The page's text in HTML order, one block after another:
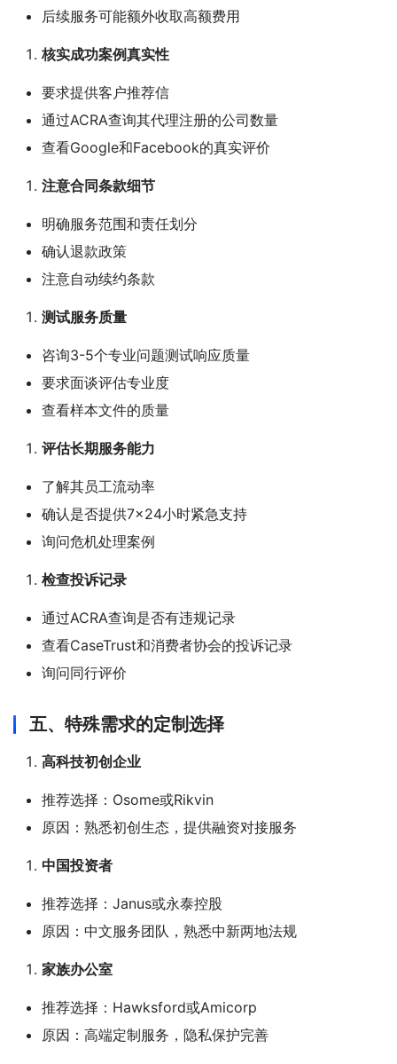
后续服务可能额外收取高额费用
核实成功案例真实性
要求提供客户推荐信
通过ACRA查询其代理注册的公司数量
查看Google和Facebook的真实评价
注意合同条款细节
明确服务范围和责任划分
确认退款政策
注意自动续约条款
测试服务质量
咨询3-5个专业问题测试响应质量
要求面谈评估专业度
查看样本文件的质量
评估长期服务能力
了解其员工流动率
确认是否提供7×24小时紧急支持
询问危机处理案例
检查投诉记录
通过ACRA查询是否有违规记录
查看CaseTrust和消费者协会的投诉记录
询问同行评价
五、特殊需求的定制选择
高科技初创企业
推荐选择：Osome或Rikvin
原因：熟悉初创生态，提供融资对接服务
中国投资者
推荐选择：Janus或永泰控股
原因：中文服务团队，熟悉中新两地法规
家族办公室
推荐选择：Hawksford或Amicorp
原因：高端定制服务，隐私保护完善